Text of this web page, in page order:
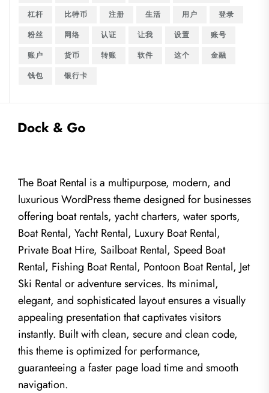
杠杆
比特币 注册 生活 用户
登录
粉丝
网络 认证 让我 设置
账号
账户
货币 转账 软件 这个
金融
钱包
银行卡
The Boat Rental is a multipurpose, modern, and
luxurious WordPress theme designed for businesses
offering boat rentals, yacht charters, water sports,
Boat Rental, Yacht Rental, Luxury Boat Rental,
Private Boat Hire, Sailboat Rental, Speed Boat
Rental, Fishing Boat Rental, Pontoon Boat Rental, Jet
Ski Rental or adventure services. Its minimal,
elegant, and sophisticated layout ensures a visually
appealing presentation that captivates visitors
instantly. Built with clean, secure and clean code,
this theme is optimized for performance,
guaranteeing a faster page load time and smooth
navigation.